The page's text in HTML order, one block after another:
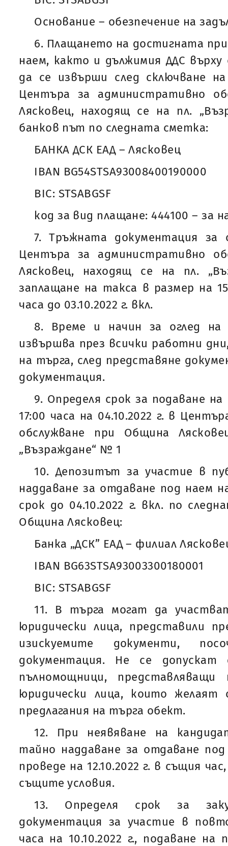
Основание – обезпечение на
6. Плащането на достигната
наем, както и дължимия ДДС върху
да се извърши след сключване
Центъра за административно
Лясковец, находящ се на пл.
банков път по следната сметка:
БАНКА ДСК ЕАД – Лясковец
IBAN BG54STSA93008400190000
BIC: STSABGSF
код за вид плащане: 444100 – за
7. Тръжната документация за
Центъра за административно
Лясковец, находящ се на пл.
заплащане на такса в размер на
часа до 03.10.2022 г. вкл.
8. Време и начин за оглед
извършва през всички работни
на търга, след представяне
документация.
9. Определя срок за подаване
17:00 часа на 04.10.2022 г. в
обслужване при Община
„Възраждане“ № 1
10. Депозитът за участие в
наддаване за отдаване под наем
срок до 04.10.2022 г. вкл. по
Община Лясковец:
Банка „ДСК” ЕАД – филиал
IBAN BG63STSA93003300180001
BIC: STSABGSF
11. В търга могат да
юридически лица, представили
изискуемите документи,
документация. Не се
пълномощници, представляващи
юридически лица, които желаят
предлагания на търга обект.
12. При неявяване на
тайно наддаване за отдаване
проведе на 12.10.2022 г. в същия
същите условия.
13. Определя срок за
документация за участие в
часа на 10.10.2022 г., подаване